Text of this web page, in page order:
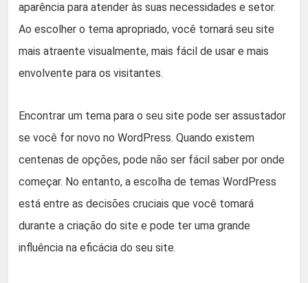
aparência para atender às suas necessidades e setor.
Ao escolher o tema apropriado, você tornará seu site
mais atraente visualmente, mais fácil de usar e mais
envolvente para os visitantes.
Encontrar um tema para o seu site pode ser assustador
se você for novo no WordPress. Quando existem
centenas de opções, pode não ser fácil saber por onde
começar. No entanto, a escolha de temas WordPress
está entre as decisões cruciais que você tomará
durante a criação do site e pode ter uma grande
influência na eficácia do seu site.